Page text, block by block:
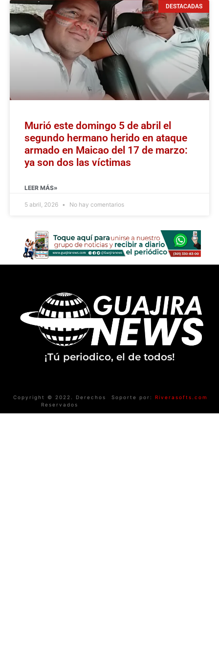
DESTACADAS
Murió este domingo 5 de abril el
segundo hermano herido en ataque
armado en Maicao del 17 de marzo:
ya son dos las víctimas
LEER MÁS»
5 abril, 2026 No hay comentarios
¡Tú periodico, el de todos!
Copyright © 2022. Derechos
Reservados
Soporte por: Riverasofts.com